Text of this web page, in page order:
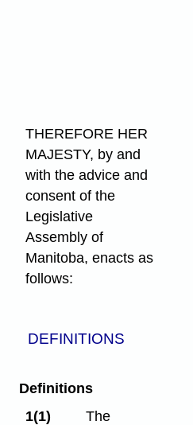
THEREFORE HER
MAJESTY, by and
with the advice and
consent of the
Legislative
Assembly of
Manitoba, enacts as
follows:
DEFINITIONS
Definitions
1(1)
The